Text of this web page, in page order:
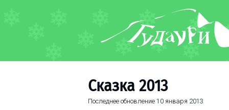
Сказка 2013
Последнее обновление 10 января 2013
Инструкторы